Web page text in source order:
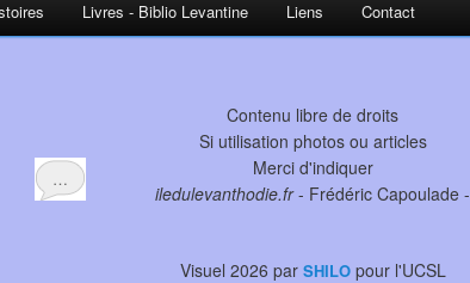
Livres - Biblio Levantine Liens Contact
…
Contenu libre de droits
Si utilisation photos ou articles
Merci d'indiquer
iledulevanthodie.fr- Frédéric Capoulade -
Visuel 2026 par SHILOpour l'UCSL